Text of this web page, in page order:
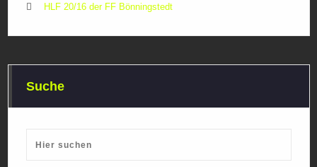
HLF 20/16 der FF Bönningstedt
Suche